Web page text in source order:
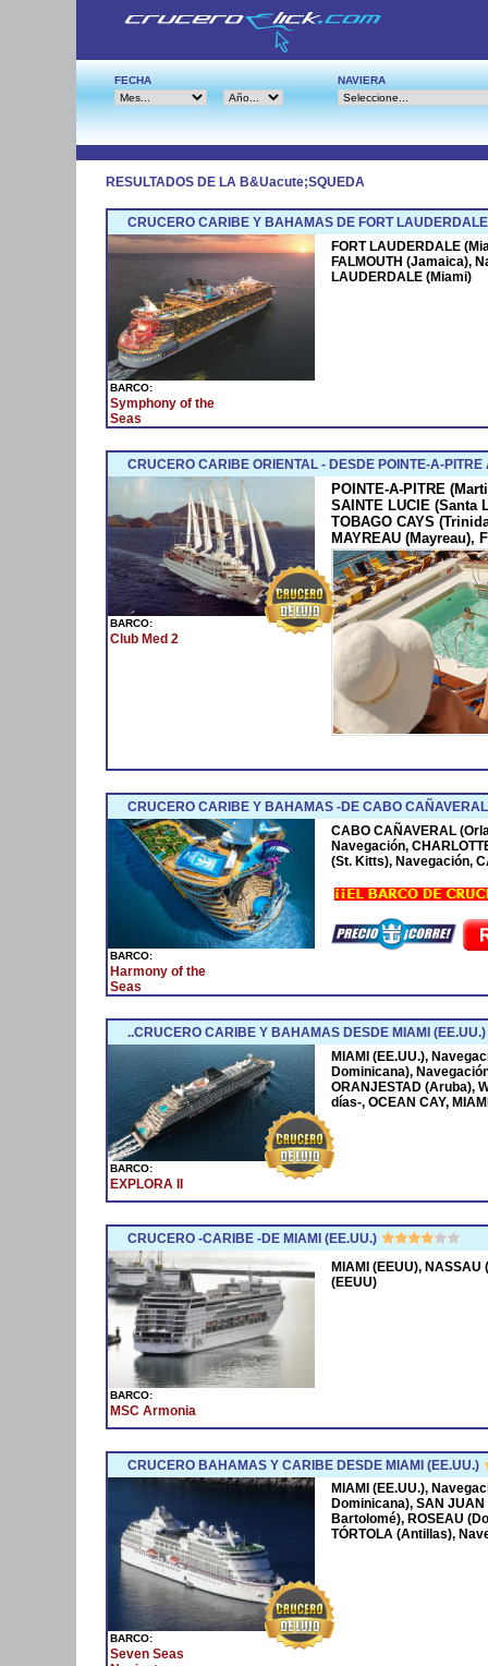
FECHA NAVIERA
RESULTADOS DE LA B&Uacute;SQUEDA
CRUCERO CARIBE Y BAHAMAS DE FORT
BARCO:
Symphony of the
Seas
FORT LAUDERDALE
FALMOUTH (Jamaica),
LAUDERDALE (Miami)
CRUCERO CARIBE ORIENTAL - DESDE POINTE-A-PITRE
BARCO:
Club Med 2
POINTE-A-PITRE
SAINTE LUCIE (Santa
TOBAGO CAYS
MAYREAU (Mayreau),
CRUCERO CARIBE Y BAHAMAS -DE CABO
BARCO:
Harmony of the
Seas
CABO CAÑAVERAL
Navegación,
(St. Kitts), Navegación,
..CRUCERO CARIBE Y BAHAMAS DESDE MIAMI (EE.UU.)
BARCO:
EXPLORA II
MIAMI (EE.UU.),
Dominicana),
ORANJESTAD (Aruba),
días-, OCEAN CAY,
CRUCERO -CARIBE -DE MIAMI (EE.UU.)
BARCO:
MSC Armonia
MIAMI (EEUU), NASSAU
(EEUU)
CRUCERO BAHAMAS Y CARIBE DESDE MIAMI (EE.UU.)
BARCO:
Seven Seas
MIAMI (EE.UU.),
Dominicana), SAN
Bartolomé), ROSEAU
TÓRTOLA (Antillas),